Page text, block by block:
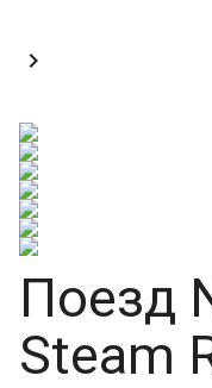

Поезд
Steam